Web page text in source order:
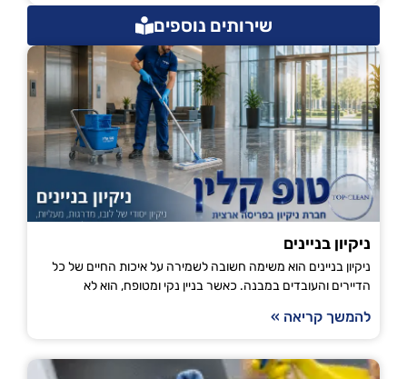
שירותים נוספים
ניקיון בניינים
ניקיון בניינים הוא משימה חשובה לשמירה על איכות החיים של כל
הדיירים והעובדים במבנה. כאשר בניין נקי ומטופח, הוא לא
להמשך קריאה »